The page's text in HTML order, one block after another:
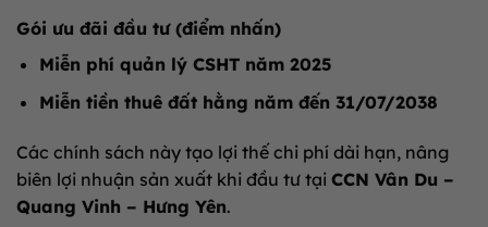
Gói ưu đãi đầu tư (điểm nhấn)
Miễn phí quản lý CSHT năm 2025
Miễn tiền thuê đất hằng năm đến 31/07/2038
Các chính sách này tạo lợi thế chi phí dài hạn, nâng
biên lợi nhuận sản xuất khi đầu tư tại CCN Vân Du –
Quang Vinh – Hưng Yên.